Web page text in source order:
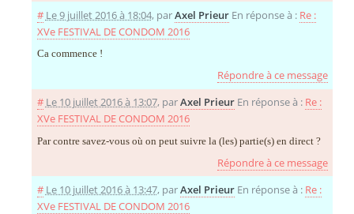
# Le 9 juillet 2016 à 18:04, parAxel Prieur En réponse à : Re :
XVe FESTIVAL DE CONDOM 2016
Ca commence !
Répondre à ce message
# Le 10 juillet 2016 à 13:07, parAxel Prieur En réponse à : Re :
XVe FESTIVAL DE CONDOM 2016
Par contre savez-vous où on peut suivre la (les) partie(s) en direct ?
Répondre à ce message
# Le 10 juillet 2016 à 13:47, parAxel Prieur En réponse à : Re :
XVe FESTIVAL DE CONDOM 2016